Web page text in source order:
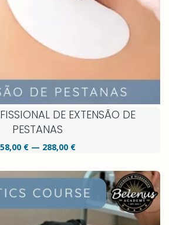
DE EXTENSÃO DE
PESTANAS
58,00 € — 288,00 €